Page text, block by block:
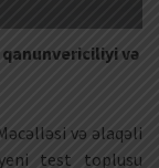
qanunvericiliyi və
və əlaqəli
test toplusu